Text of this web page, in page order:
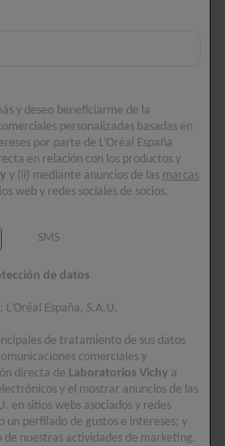
que refleja tu brillo
LIFTACTIV
y deseo beneficiarme de la
personalizadas basadas en
por parte de L’Oréal España
en relación con los productos y
y (ii) mediante anuncios de las marcas
web y redes sociales de socios.
SMS
de datos
: L’Oréal España, S.A.U.
de tratamiento de sus datos
comerciales y
directa de Laboratorios Vichy a
y el mostrar anuncios de las
en sitios webs asociados y redes
un perfilado de gustos e intereses; y
nuestras actividades de marketing.